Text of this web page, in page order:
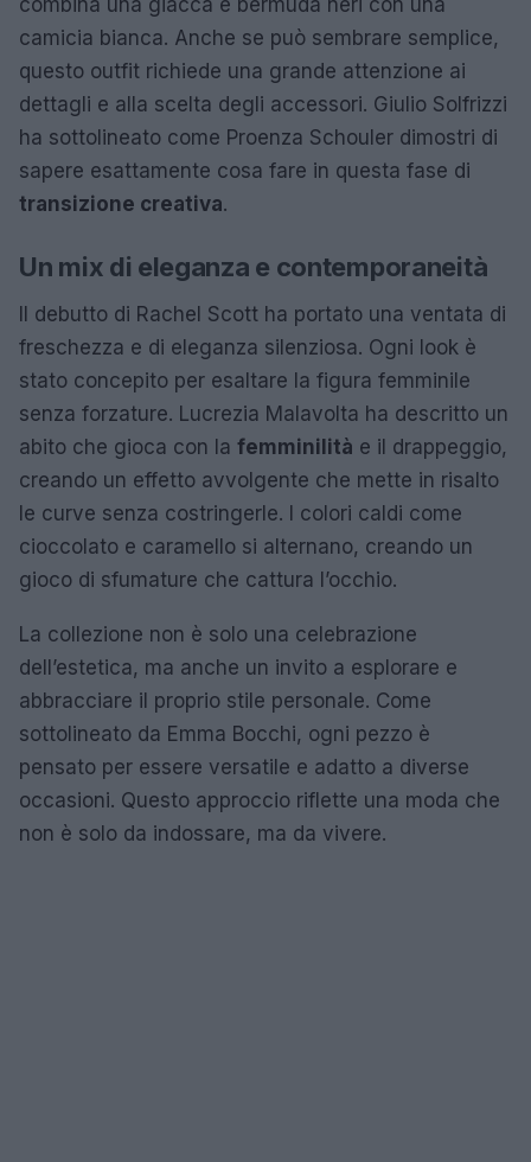
camicia bianca. Anche se può sembrare semplice,
questo outfit richiede una grande attenzione ai
dettagli e alla scelta degli accessori. Giulio Solfrizzi
ha sottolineato come Proenza Schouler dimostri di
sapere esattamente cosa fare in questa fase di
transizione creativa.
Un mix di eleganza e contemporaneità
Il debutto di Rachel Scott ha portato una ventata di
freschezza e di eleganza silenziosa. Ogni look è
stato concepito per esaltare la figura femminile
senza forzature. Lucrezia Malavolta ha descritto un
abito che gioca con la femminilità e il drappeggio,
creando un effetto avvolgente che mette in risalto
le curve senza costringerle. I colori caldi come
cioccolato e caramello si alternano, creando un
gioco di sfumature che cattura l’occhio.
La collezione non è solo una celebrazione
dell’estetica, ma anche un invito a esplorare e
abbracciare il proprio stile personale. Come
sottolineato da Emma Bocchi, ogni pezzo è
pensato per essere versatile e adatto a diverse
occasioni. Questo approccio riflette una moda che
non è solo da indossare, ma da vivere.